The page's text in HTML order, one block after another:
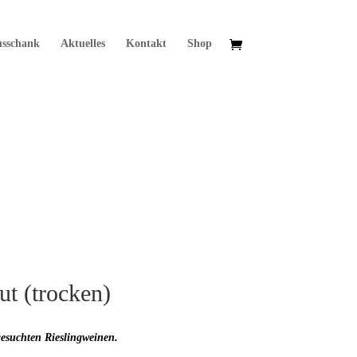
Aktuelles Kontakt Shop
(trocken)
Rieslingweinen.